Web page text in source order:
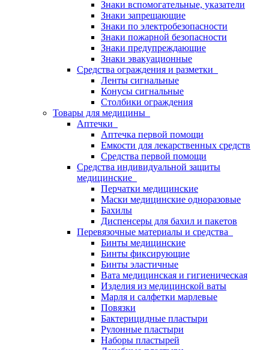
Знаки вспомогательные, указатели
Знаки запрещающие
Знаки по электробезопасности
Знаки пожарной безопасности
Знаки предупреждающие
Знаки эвакуационные
Средства ограждения и разметки
Ленты сигнальные
Конусы сигнальные
Столбики ограждения
Товары для медицины
Аптечки
Аптечка первой помощи
Емкости для лекарственных средств
Средства первой помощи
Средства индивидуальной защиты
медицинские
Перчатки медицинские
Маски медицинские одноразовые
Бахилы
Диспенсеры для бахил и пакетов
Перевязочные материалы и средства
Бинты медицинские
Бинты фиксирующие
Бинты эластичные
Вата медицинская и гигиеническая
Изделия из медицинской ваты
Марля и салфетки марлевые
Повязки
Бактерицидные пластыри
Рулонные пластыри
Наборы пластырей